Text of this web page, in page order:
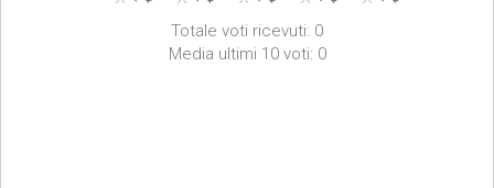
Totale voti ricevuti: 0
Media ultimi 10 voti: 0